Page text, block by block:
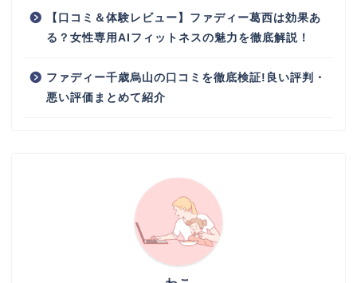
【口コミ＆体験レビュー】ファディー葛西は効果あ
る？女性専用AIフィットネスの魅力を徹底解説！
ファディー千歳烏山の口コミを徹底検証!良い評判・
悪い評価まとめて紹介